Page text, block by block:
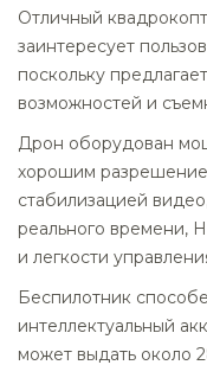
Отличный
заинтересует
поскольку
возможностей и
Дрон оборудован
хорошим
стабилизацией
реального времени,
и легкости
Беспилотник
интеллектуальный
может выдать около